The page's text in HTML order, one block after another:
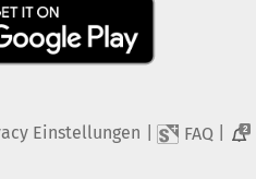
Einstellungen FAQ 2